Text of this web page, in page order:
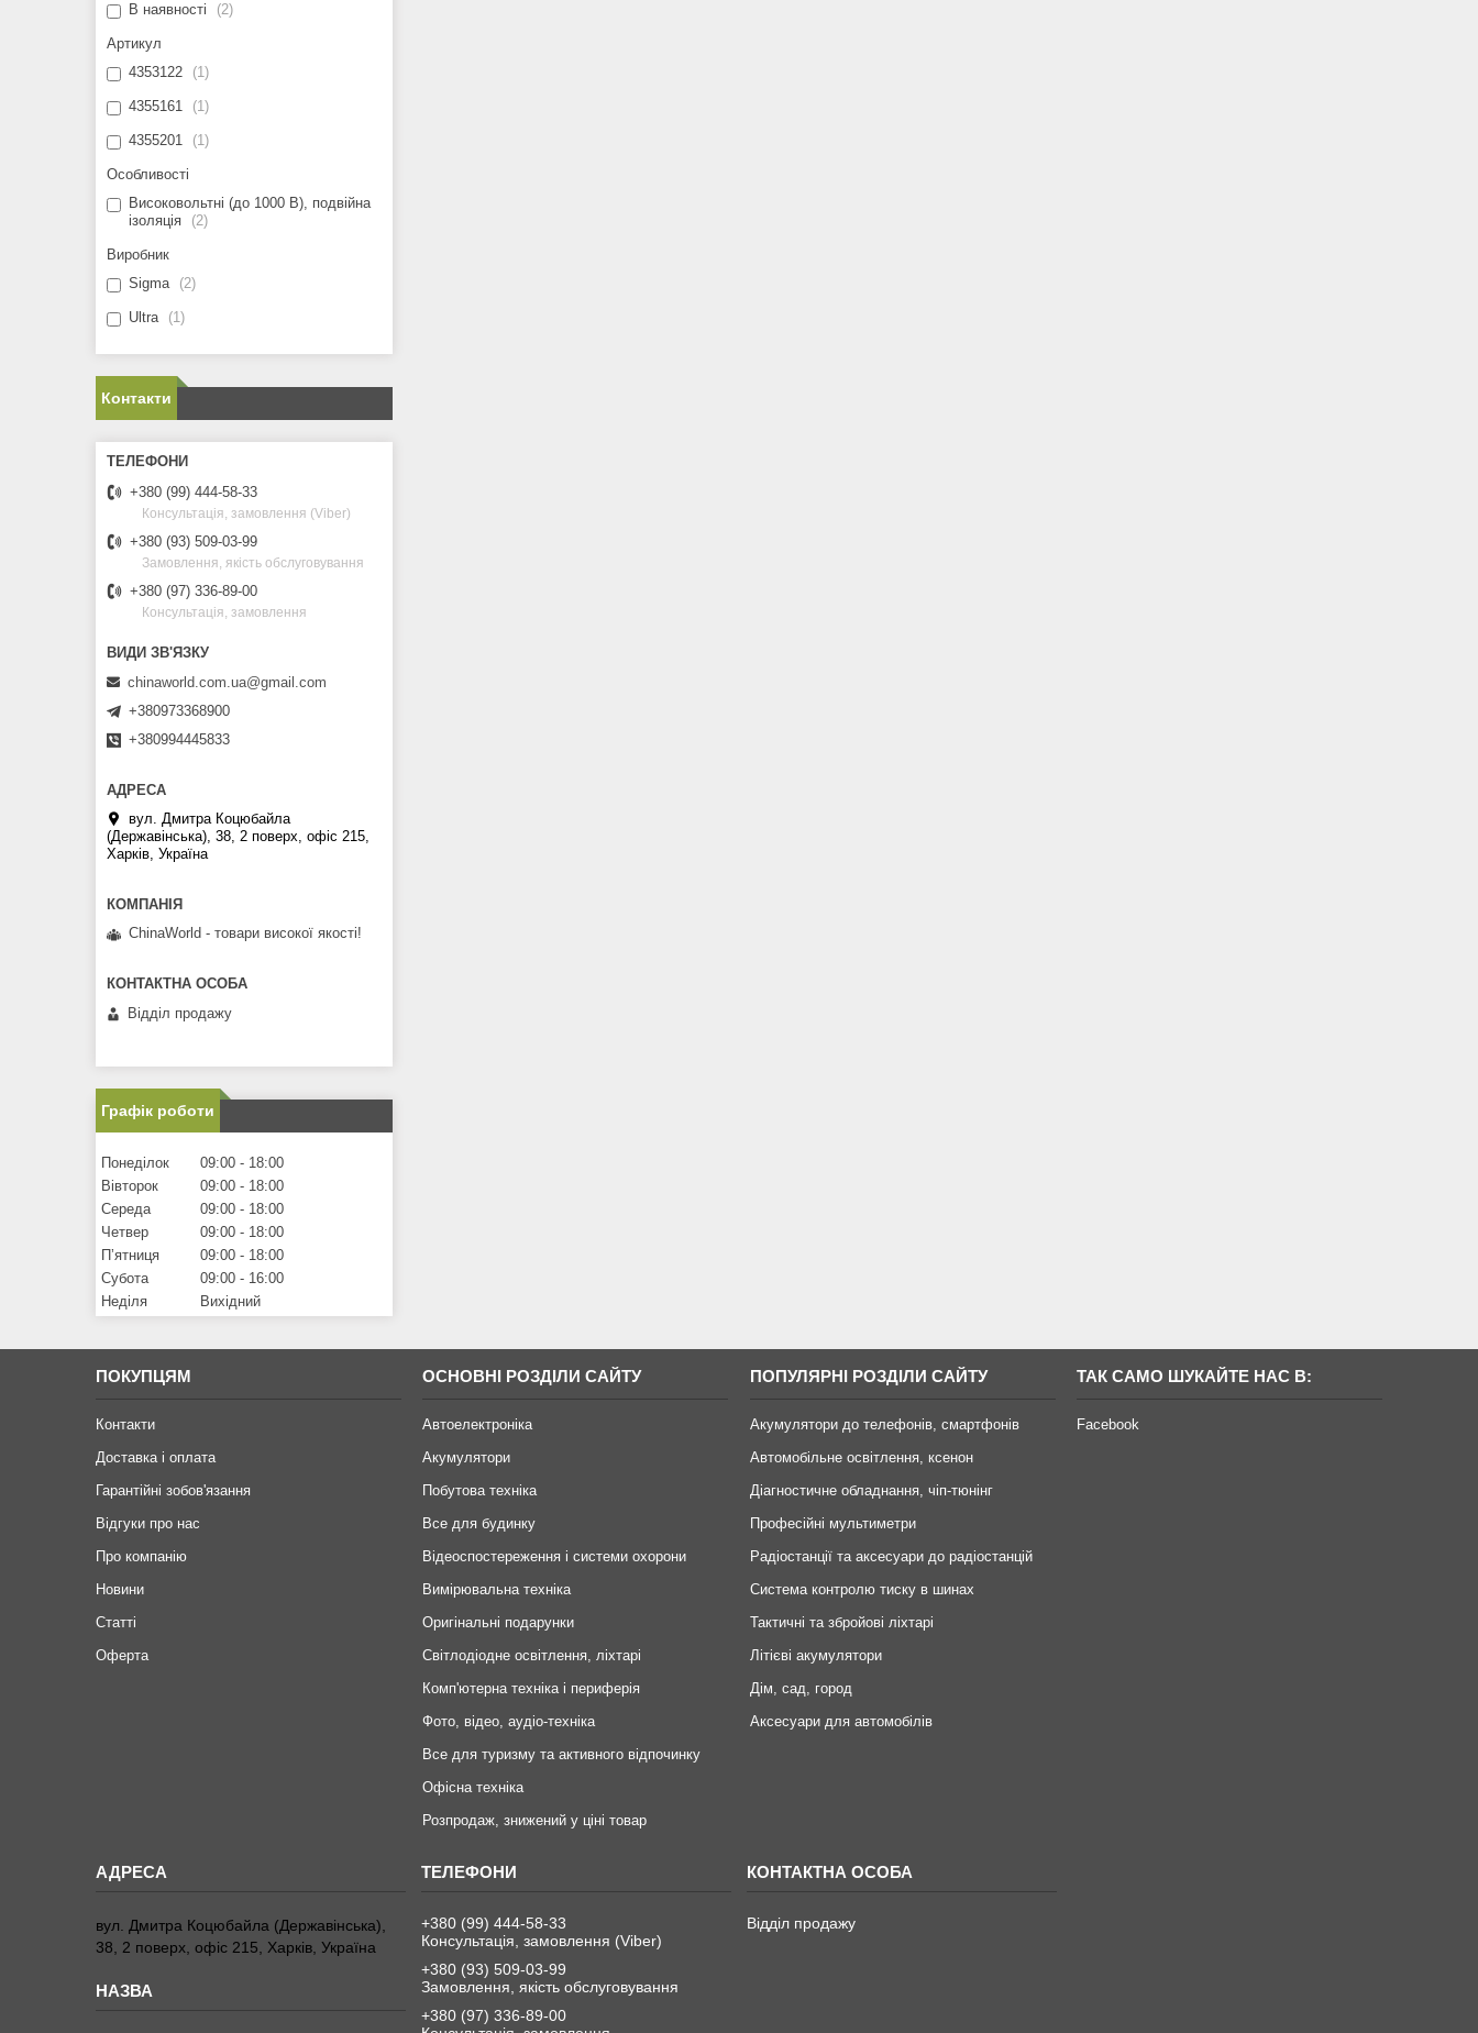
В наявності
2
Артикул
4353122
1
4355161 1
4355201 1
Особливості
Високовольтні (до 1000 В), подвійна
ізоляція
2
Виробник
Sigma
2
Ultra 1
Контакти
+380 (99) 444-58-33
Консультація, замовлення (Viber)
+380 (93) 509-03-99
Замовлення, якість обслуговування
+380 (97) 336-89-00
Консультація, замовлення
chinaworld.com.ua@gmail.com
+380973368900
+380994445833
вул. Дмитра Коцюбайла
(Державінська), 38, 2 поверх, офіс 215,
Харків, Україна
ChinaWorld - товари високої якості!
Відділ продажу
Графік роботи
Понеділок 09:00
18:00
Вівторок
09:00
18:00
Середа
09:00
18:00
Четвер
09:00
18:00
Пʼятниця
09:00
18:00
Субота
09:00
16:00
Неділя
Вихідний
ПОКУПЦЯМ
Контакти
Доставка і оплата
Гарантійні зобов'язання
Відгуки про нас
Про компанію
Новини
Статті
Оферта
ОСНОВНІ РОЗДІЛИ САЙТУ
Автоелектроніка
Акумулятори
Побутова техніка
Все для будинку
Відеоспостереження і системи охорони
Вимірювальна техніка
Оригінальні подарунки
Світлодіодне освітлення, ліхтарі
Комп'ютерна техніка і периферія
Фото, відео, аудіо-техніка
Все для туризму та активного відпочинку
Офісна техніка
Розпродаж, знижений у ціні товар
ПОПУЛЯРНІ РОЗДІЛИ САЙТУ
Акумулятори до телефонів, смартфонів
Автомобільне освітлення, ксенон
Діагностичне обладнання, чіп-тюнінг
Професійні мультиметри
Радіостанції та аксесуари до радіостанцій
Система контролю тиску в шинах
Тактичні та збройові ліхтарі
Літієві акумулятори
Дім, сад, город
Аксесуари для автомобілів
ТАК САМО ШУКАЙТЕ НАС В:
Facebook
вул. Дмитра Коцюбайла (Державінська),
38, 2 поверх, офіс 215, Харків, Україна
+380 (99) 444-58-33
Консультація, замовлення (Viber)
+380 (93) 509-03-99
Замовлення, якість обслуговування
+380 (97) 336-89-00
Відділ продажу